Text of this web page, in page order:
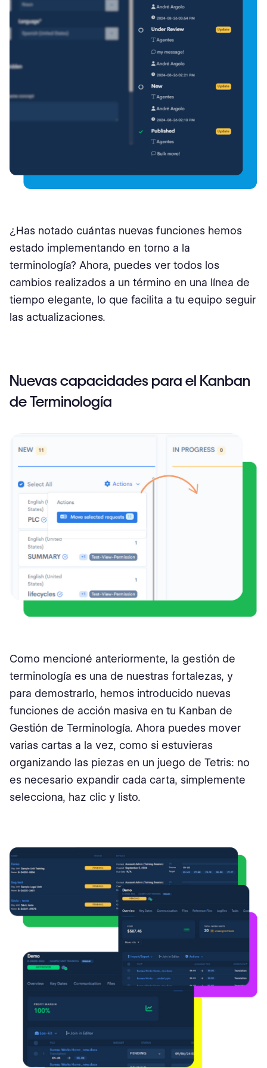
¿Has notado cuántas nuevas funciones hemos
estado implementando en torno a la
terminología? Ahora, puedes ver todos los
cambios realizados a un término en una línea de
tiempo elegante, lo que facilita a tu equipo seguir
las actualizaciones.
Nuevas capacidades para el Kanban
de Terminología
Como mencioné anteriormente, la gestión de
terminología es una de nuestras fortalezas, y
para demostrarlo, hemos introducido nuevas
funciones de acción masiva en tu Kanban de
Gestión de Terminología. Ahora puedes mover
varias cartas a la vez, como si estuvieras
organizando las piezas en un juego de Tetris: no
es necesario expandir cada carta, simplemente
selecciona, haz clic y listo.